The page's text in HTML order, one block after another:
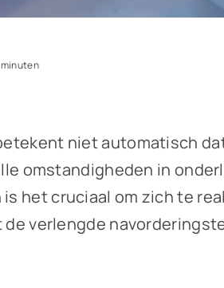
niet automatisch
omstandigheden in
het cruciaal om zich te
verlengde